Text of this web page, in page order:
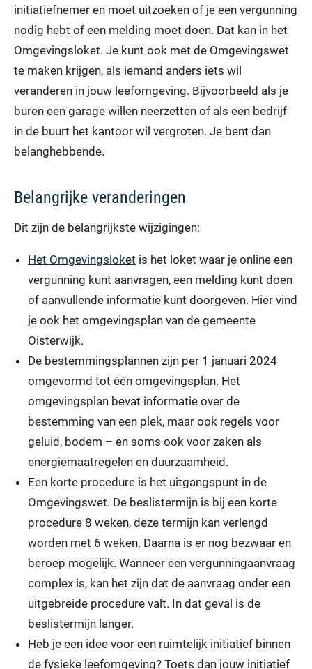
initiatiefnemer en moet uitzoeken of je een vergunning
nodig hebt of een melding moet doen. Dat kan in het
Omgevingsloket. Je kunt ook met de Omgevingswet
te maken krijgen, als iemand anders iets wil
veranderen in jouw leefomgeving. Bijvoorbeeld als je
buren een garage willen neerzetten of als een bedrijf
in de buurt het kantoor wil vergroten. Je bent dan
belanghebbende.
Belangrijke veranderingen
Dit zijn de belangrijkste wijzigingen:
Het Omgevingsloket is het loket waar je online een
vergunning kunt aanvragen, een melding kunt doen
of aanvullende informatie kunt doorgeven. Hier vind
je ook het omgevingsplan van de gemeente
Oisterwijk.
De bestemmingsplannen zijn per 1 januari 2024
omgevormd tot één omgevingsplan. Het
omgevingsplan bevat informatie over de
bestemming van een plek, maar ook regels voor
geluid, bodem – en soms ook voor zaken als
energiemaatregelen en duurzaamheid.
Een korte procedure is het uitgangspunt in de
Omgevingswet. De beslistermijn is bij een korte
procedure 8 weken, deze termijn kan verlengd
worden met 6 weken. Daarna is er nog bezwaar en
beroep mogelijk. Wanneer een vergunningaanvraag
complex is, kan het zijn dat de aanvraag onder een
uitgebreide procedure valt. In dat geval is de
beslistermijn langer.
Heb je een idee voor een ruimtelijk initiatief binnen
de fysieke leefomgeving? Toets dan jouw initiatief